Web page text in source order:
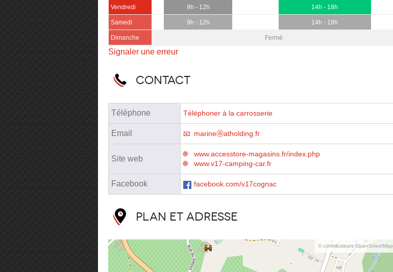
Vendredi 9h - 12h 14h - 18h
Samedi 9h - 12h 14h - 18h
Dimanche Fermé
Signaler une erreur
Contact
Téléphone Téléphoner à la carrosserie
Email marineⓐatholding.fr
Site web
www.accesstore-magasins.fr/index.php
www.v17-camping-car.fr
Facebook facebook.com/v17cognac
Plan et adresse
© contributeurs OpenStreetMap